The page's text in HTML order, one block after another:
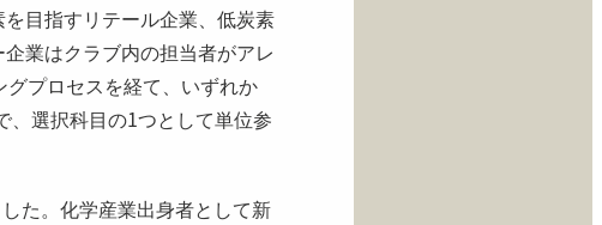
目指すリテール企業、低炭素
業はクラブ内の担当者がアレ
プロセスを経て、いずれか
選択科目の1つとして単位参
た。化学産業出身者として新